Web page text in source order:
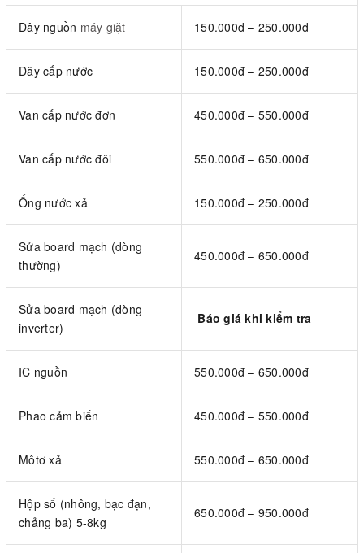
Dây nguồn máy giặt 150.000đ – 250.000đ
Dây cấp nước 150.000đ – 250.000đ
Van cấp nước đơn 450.000đ – 550.000đ
Van cấp nước đôi 550.000đ – 650.000đ
Ống nước xả 150.000đ – 250.000đ
Sửa board mạch (dòng
thường)
450.000đ – 650.000đ
Sửa board mạch (dòng
inverter)
Báo giá khi kiểm tra
IC nguồn 550.000đ – 650.000đ
Phao cảm biến 450.000đ – 550.000đ
Môtơ xả 550.000đ – 650.000đ
Hộp số (nhông, bạc đạn,
chảng ba) 5-8kg
650.000đ – 950.000đ